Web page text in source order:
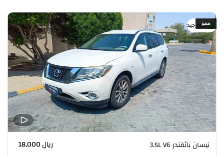
سعر جيدمميز
نيسان باثفندر 3.5L V6 ريال 18,000